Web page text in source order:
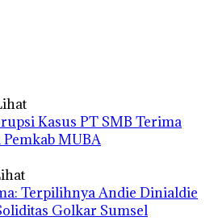
Kasus PT SMB Terima
MUBA
Terpilihnya Andie Dinialdie
Golkar Sumsel